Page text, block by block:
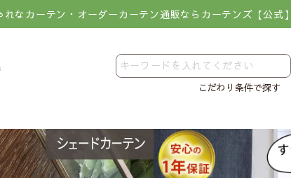
れなカーテン・オーダーカーテン通販ならカーテンズ【公式
こだわり条件で探す